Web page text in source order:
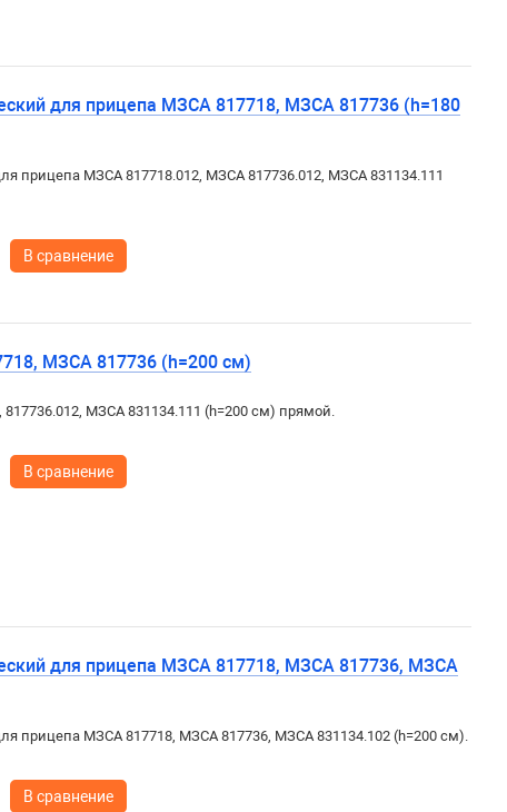
для прицепа МЗСА 817718, МЗСА 817736 (h=180
прицепа МЗСА 817718.012, МЗСА 817736.012, МЗСА 831134.111
В сравнение
МЗСА 817736 (h=200 см)
МЗСА 831134.111 (h=200 см) прямой.
В сравнение
для прицепа МЗСА 817718, МЗСА 817736, МЗСА
прицепа МЗСА 817718, МЗСА 817736, МЗСА 831134.102 (h=200 см).
В сравнение